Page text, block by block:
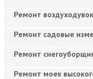
Ремонт
Ремонт садовые
Ремонт
Ремонт моек